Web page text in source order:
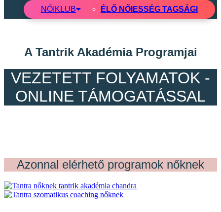
NŐI KLUB ÉLŐ NŐIESSÉG TAGSÁGI
A Tantrik Akadémia Programjai
VEZETETT FOLYAMATOK -
ONLINE TÁMOGATÁSSAL
Azonnal elérhető programok nőknek